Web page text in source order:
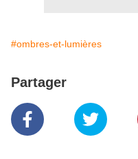
#ombres-et-lumières
Partager